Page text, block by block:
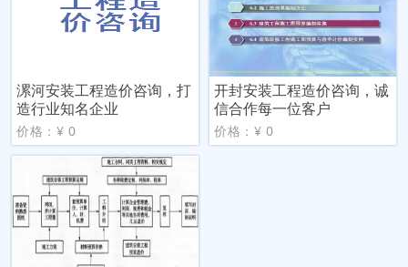
漯河安装工程造价咨询，打
造行业知名企业
价格：¥ 0
开封安装工程造价咨询，诚
信合作每一位客户
价格：¥ 0